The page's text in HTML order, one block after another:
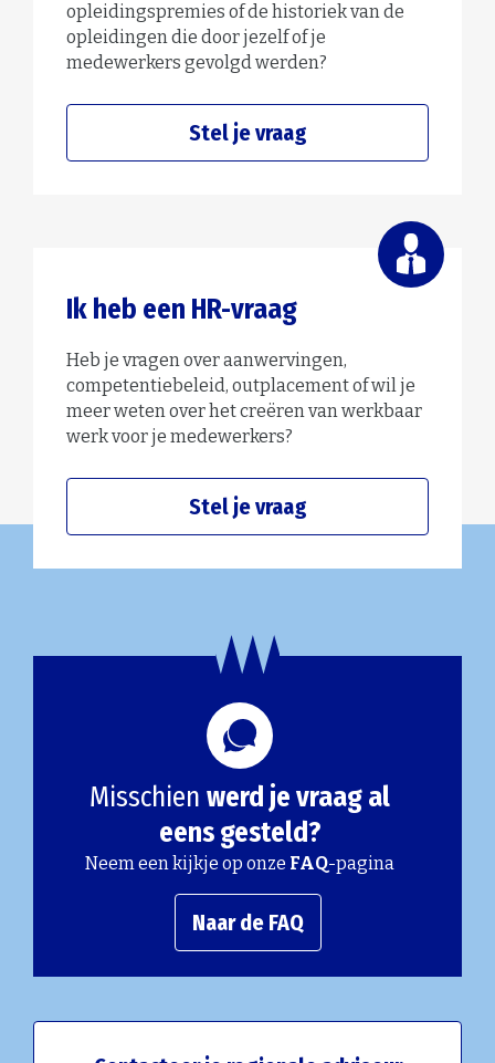
opleidingspremies of de historiek van de
opleidingen die door jezelf of je
medewerkers gevolgd werden?
Stel je vraag
Ik heb een HR-vraag
Heb je vragen over aanwervingen,
competentiebeleid, outplacement of wil je
meer weten over het creëren van werkbaar
werk voor je medewerkers?
Stel je vraag
Misschien werd je vraag al
eens gesteld?
Neem een kijkje op onze FAQ-pagina
Naar de FAQ